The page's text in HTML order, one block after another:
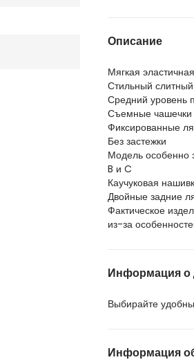
Описание
Мягкая
Стильный
Средний уровень
Съемные чашечки
Фиксированные
Без застежки
Модель особенно
B и C
Каучуковая
Двойные задние
Фактическое
из-за
Информация о
Выбирайте
Информация